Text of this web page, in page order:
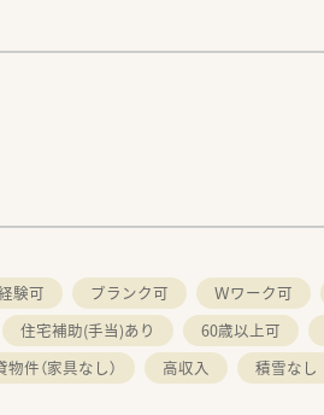
験可 ブランク可 Ｗワーク可
住宅補助(手当)あり 60歳以上可
物件（家具なし） 高収入 積雪なし